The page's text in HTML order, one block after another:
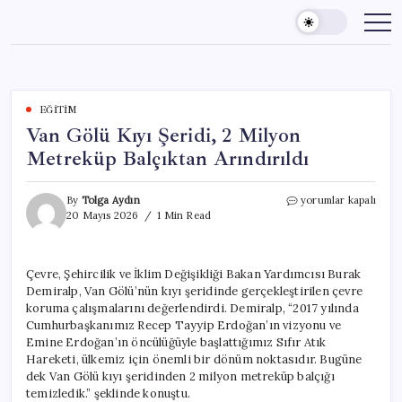
content
EĞITIM
Van Gölü Kıyı Şeridi, 2 Milyon
Metreküp Balçıktan Arındırıldı
By Tolga Aydın
20 Mayıs 2026
1 Min Read
Van
Milyon
Metreküp
Balçıktan
Arındırıldı
için
yorumlar kapalı
Çevre, Şehircilik ve İklim Değişikliği Bakan Yardımcısı Burak
Demiralp, Van Gölü’nün kıyı şeridinde gerçekleştirilen çevre
koruma çalışmalarını değerlendirdi. Demiralp, “2017 yılında
Cumhurbaşkanımız Recep Tayyip Erdoğan’ın vizyonu ve
Emine Erdoğan’ın öncülüğüyle başlattığımız Sıfır Atık
Hareketi, ülkemiz için önemli bir dönüm noktasıdır. Bugüne
dek Van Gölü kıyı şeridinden 2 milyon metreküp balçığı
temizledik.” şeklinde konuştu.